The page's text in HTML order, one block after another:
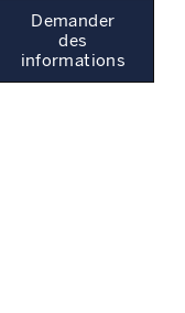
Demander
des
informations